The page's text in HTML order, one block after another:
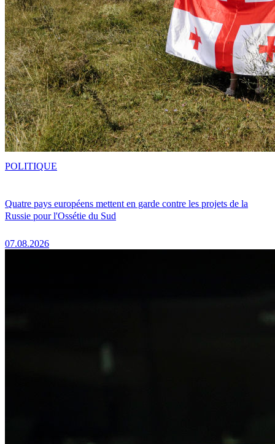
Quatre pays européens mettent en garde contre les projets de la
Russie pour l'Ossétie du Sud
07.08.2026
POLITIQUE